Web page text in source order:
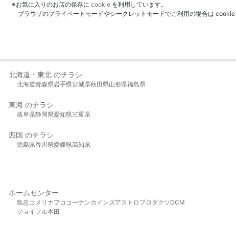
※お気に入りのお店の保存に cookie を利用しています。
ブラウザのプライベートモードやシークレットモードでご利用の場合は
北海道・東北 のチラシ
北海道青森県岩手県宮城県秋田県山形県福島県
東海 のチラシ
岐阜県静岡県愛知県三重県
四国 のチラシ
徳島県香川県愛媛県高知県
ホームセンター
島忠 コメリ ナフコ コーナンカインズアストロプロダクツDCM
ジョイフル本田